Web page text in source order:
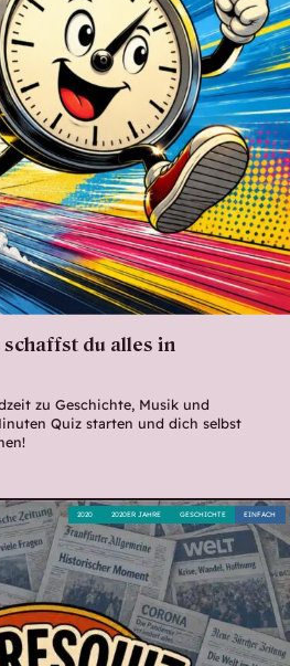
schaffst du alles in
zu Geschichte, Musik und
Quiz starten und dich selbst
EINFACH
GESCHICHTE
2020ER JAHRE
2020